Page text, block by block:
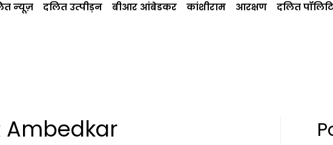
न्‍यूज़ दलित उत्‍पीड़न बीआर आंबेडकर कांशीराम आरक्षण दलित
Ambedkar